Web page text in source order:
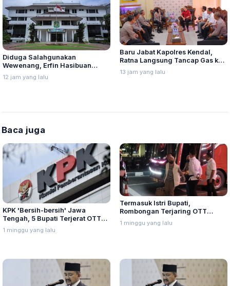
Diduga Salahgunakan
Wewenang, Erfin Hasibuan
Dinonaktifkan dari Jabatan
Lurah Aur Kota Medan
12 jam yang lalu
Baru Jabat Kapolres Kendal,
Ratna Langsung Tancap Gas ke
Kantor Kejaksaan Negeri
13 jam yang lalu
Baca juga
KPK 'Bersih-bersih' Jawa
Tengah, 5 Bupati Terjerat OTT
Sepanjang 2026
1 minggu yang lalu
Termasuk Istri Bupati,
Rombongan Terjaring OTT
Pemalang Tiba di Gedung KPK
1 minggu yang lalu